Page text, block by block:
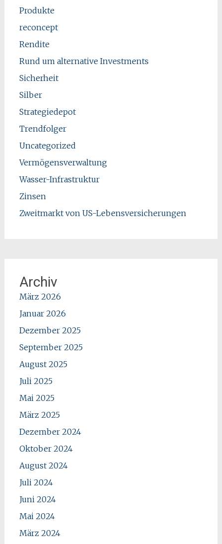
Produkte
reconcept
Rendite
Rund um alternative Investments
Sicherheit
Silber
Strategiedepot
Trendfolger
Uncategorized
Vermögensverwaltung
Wasser-Infrastruktur
Zinsen
Zweitmarkt von US-Lebensversicherungen
Archiv
März 2026
Januar 2026
Dezember 2025
September 2025
August 2025
Juli 2025
Mai 2025
März 2025
Dezember 2024
Oktober 2024
August 2024
Juli 2024
Juni 2024
Mai 2024
März 2024